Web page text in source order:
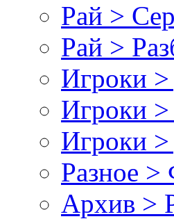
Рай >
Рай >
Игроки
Игроки
Игроки
Разное >
Архив >